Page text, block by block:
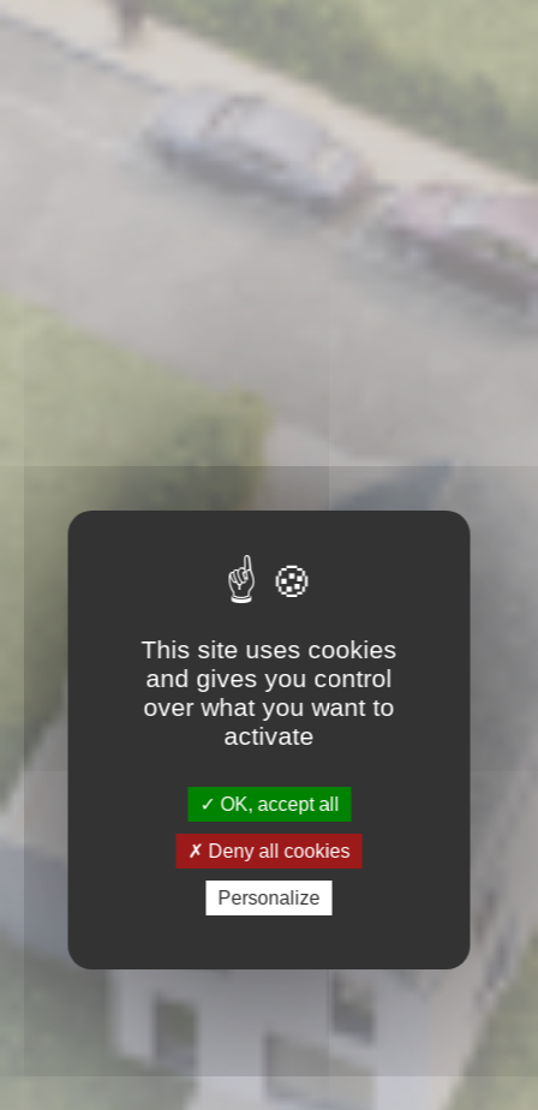
This site uses cookies
and gives you control
over what you want to
activate
OK, accept all
Deny all cookies
Personalize